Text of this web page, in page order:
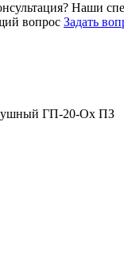
Наши
вопрос Задать
ГП-20-Ох ПЗ